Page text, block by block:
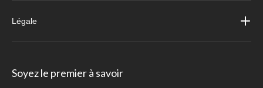
Légale
Soyez le premier à savoir